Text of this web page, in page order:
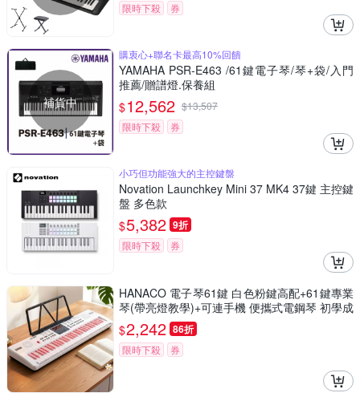
限時下殺
券
補貨中
購衷心+聯名卡最高10%回饋
YAMAHA PSR-E463 /61鍵電子琴/琴+袋/入門
推薦/贈譜燈.保養組
$12,562 $13,507
限時下殺
券
小巧但功能強大的主控鍵盤
Novation Launchkey Mini 37 MK4 37鍵 主控鍵
盤 多色款
$5,382 9折
限時下殺 券
HANACO 電子琴61鍵 白色粉鍵高配+61鍵專業
琴(帶亮燈教學)+可連手機 便攜式電鋼琴 初學成
人多功能教學琴
$2,242 86折
限時下殺 券